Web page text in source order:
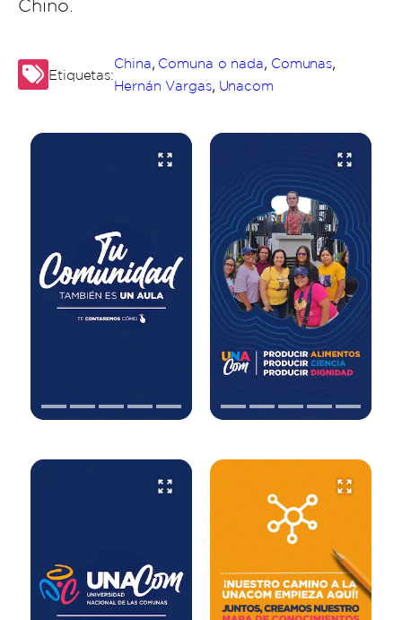
Chino.
Etiquetas:
China, Comuna o nada, Comunas,
Hernán Vargas, Unacom